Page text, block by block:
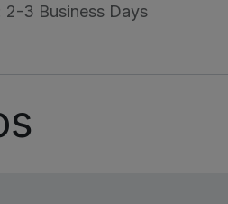
2-3 Business Days